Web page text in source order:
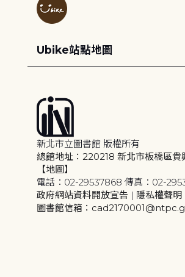
Ubike站點地圖
新北市立圖書館 版權所有
總館地址：220218 新北市板橋區貴
【地圖】
電話：02-29537868 傳真：02-
政府網站資料開放宣告 | 隱私權聲明
圖書館信箱：